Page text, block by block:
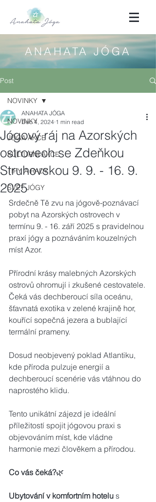
ANAHATA JÓGA
Post
NOVINKY
JÓGA AKCE
KULTURNÍ AKCE
TIPY A RADY
SVĚT JÓGY
NOVINKY
Jógový ráj na Azorských
ostrovech se Zdeňkou
Struhovskou 9. 9. - 16. 9.
2025
ANAHATA JÓGA
Dec 4, 2024 1 min read
Srdečně Tě zvu na jógově-poznávací
pobyt na Azorských ostrovech v
termínu 9. - 16. září 2025 s pravidelnou
praxí jógy a poznáváním kouzelných
míst Azor.
Přírodní krásy malebných Azorských
ostrovů ohromují i zkušené cestovatele.
Čeká vás dechberoucí síla oceánu,
šťavnatá exotika v zelené krajině hor,
kouřící sopečná jezera a bublající
termální prameny.
Dosud neobjevený poklad Atlantiku,
kde příroda pulzuje energií a
dechberoucí scenérie vás vtáhnou do
naprostého klidu.
Tento unikátní zájezd je ideální
příležitostí spojit jógovou praxi s
objevováním míst, kde vládne
harmonie mezi člověkem a přírodou.
Co vás čeká?🌿
Ubytování v komfortním hotelu s